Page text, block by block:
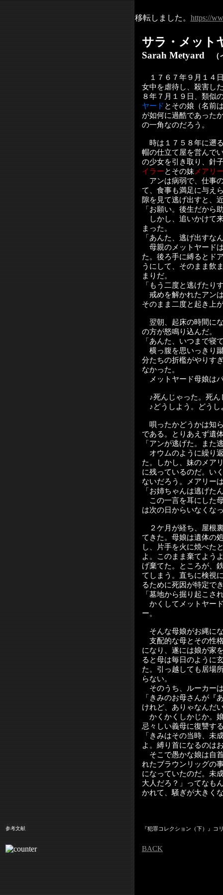
移転しました。 https://
サラ・メット
Sarah Metyard （
１７６７年９月１４
女中を虐待し、殺害し
８年７月１９日、類似
ヤード とその娘（名前
が如何に過酷であった
の一角なのだろう。
時は１７５８年に遡
帽の仕立て屋を営んで
の少女を引き取り、針
イラーとその妹 メアリ
アンは病弱で、仕事
て、食事も満足に与え
隙を見て逃げ出すと、
「お願い。後生だから
しかし、追いかけて
まった。
「あんた、逃げ出すな
母親のメットヤード
た。後ろ手に縛るとド
うにして、そのまま飲
まりだ。
「もう二度と逃げたり
戒めを解かれたアン
そのまま二度と起き上
翌朝、起床の時間に
の方が怒鳴り込んだ。
「あんた、いつまで
横っ腹を思いっきり
分たちの折檻がやりす
なかった。
メットヤード母娘は
♪死んじゃった。死ん
♪どうしよう。どうし
唄ったかどうかは知
である。とりあえず遺
「アンが逃げた。また
オウムのように繰り
た。しかし、妹のメア
に残っているのだ。い
ないだろう。メアリー
「お姉ちゃんは逃げた
この一言を耳にした
は次の日からいなくな
２ケ月が経ち、屋根
てきた。母娘は遺体の
し、片手を火に焼べた
よ。このまま棄てよう
げ棄てた。ところが、
てしまう。直ちに検視
るために死因が特定で
「墓地から掘り起こさ
かくしてメットヤー
ー。
そんな母娘がお縄に
支配的な母とその性
になり、遂には娘が家
ると母は毎日のように
た。引っ越しても居場
らない。
そのうち、ルーカー
「きみのお母さんが『
けれど、ありゃなんだ
かくかくしかじか。
忌々しい義母に復讐す
「きみはその当時、
よ。縛り首になるのは
そこで愚かな娘は自
れたブラウンリッグの
になっていたのだ。未
大人だろ？」ってなも
かれて、騒ぎが大きく
参考文献 『犯罪コレクション（下）』コ
BACK